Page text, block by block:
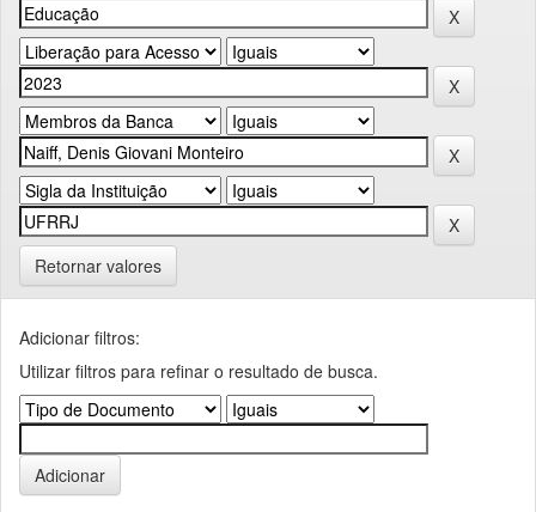
Retornar valores
Adicionar filtros:
Utilizar filtros para refinar o resultado de busca.